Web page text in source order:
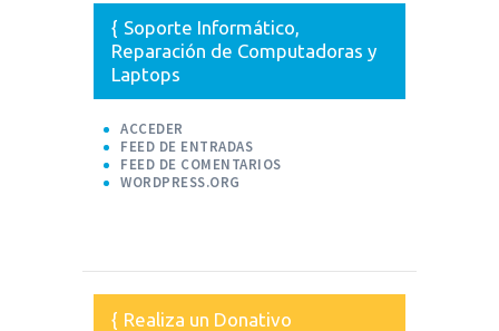
Soporte Informático,
Reparación de Computadoras y
Laptops
ACCEDER
FEED DE ENTRADAS
FEED DE COMENTARIOS
WORDPRESS.ORG
Realiza un Donativo